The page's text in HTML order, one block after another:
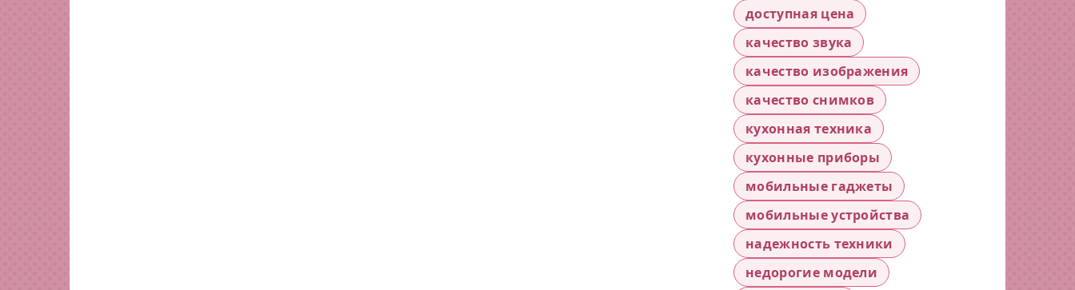
доступная цена
качество звука
качество изображения
качество снимков
кухонная техника
кухонные приборы
мобильные гаджеты
мобильные устройства
надежность техники
недорогие модели